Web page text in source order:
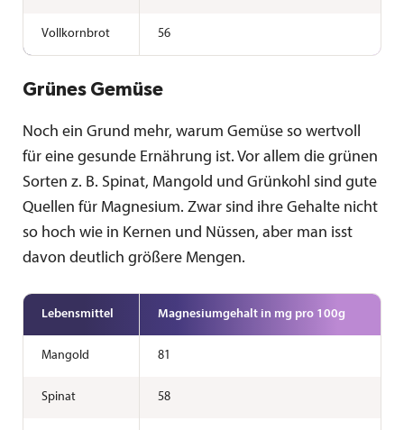
Vollkornbrot 56
Grünes Gemüse
Noch ein Grund mehr, warum Gemüse so wertvoll
für eine gesunde Ernährung ist. Vor allem die grünen
Sorten z. B. Spinat, Mangold und Grünkohl sind gute
Quellen für Magnesium. Zwar sind ihre Gehalte nicht
so hoch wie in Kernen und Nüssen, aber man isst
davon deutlich größere Mengen.
Lebensmittel Magnesium­gehalt in mg pro 100g
Mangold 81
Spinat 58